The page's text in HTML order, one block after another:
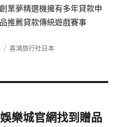
業夢精選機擁有多年貸款申
推薦貸款傳統遊戲賽事
分
喜鴻旅行社日本
樂城官網找到贈品